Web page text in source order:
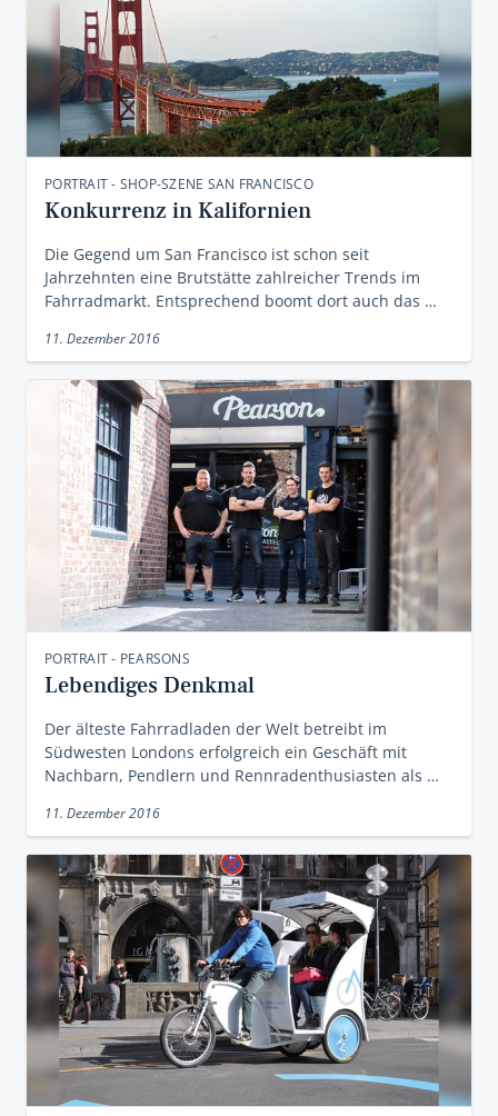
PORTRAIT - SHOP-SZENE SAN FRANCISCO
Konkurrenz in Kalifornien
Die Gegend um San Francisco ist schon seit
Jahrzehnten eine Brutstätte zahlreicher Trends im
Fahrradmarkt. Entsprechend boomt dort auch das …
11. Dezember 2016
PORTRAIT - PEARSONS
Lebendiges Denkmal
Der älteste Fahrradladen der Welt betreibt im
Südwesten Londons erfolgreich ein Geschäft mit
Nachbarn, Pendlern und Rennradenthusiasten als …
11. Dezember 2016